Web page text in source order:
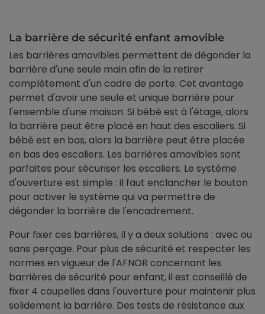
La barrière de sécurité enfant amovible
Les barrières amovibles permettent de dégonder la
barrière d'une seule main afin de la retirer
complètement d'un cadre de porte. Cet avantage
permet d'avoir une seule et unique barrière pour
l'ensemble d'une maison. Si bébé est à l'étage, alors
la barrière peut être placé en haut des escaliers. Si
bébé est en bas, alors la barrière peut être placée
en bas des escaliers. Les barrières amovibles sont
parfaites pour sécuriser les escaliers. Le système
d'ouverture est simple : il faut enclancher le bouton
pour activer le système qui va permettre de
dégonder la barrière de l'encadrement.
Pour fixer ces barrières, il y a deux solutions : avec ou
sans perçage. Pour plus de sécurité et respecter les
normes en vigueur de l'AFNOR concernant les
barrières de sécurité pour enfant, il est conseillé de
fixer 4 coupelles dans l'ouverture pour maintenir plus
solidement la barrière. Des tests de résistance aux